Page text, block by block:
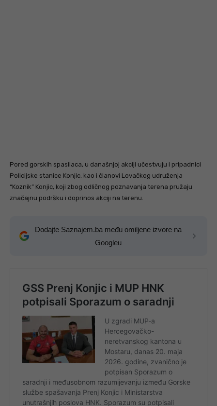
Pored gorskih spasilaca, u današnjoj akciji učestvuju i pripadnici
Policijske stanice Konjic, kao i članovi Lovačkog udruženja
“Koznik” Konjic, koji zbog odličnog poznavanja terena pružaju
značajnu podršku i doprinos akciji na terenu.
Dodajte Saznajem.ba među omiljene izvore na
Googleu